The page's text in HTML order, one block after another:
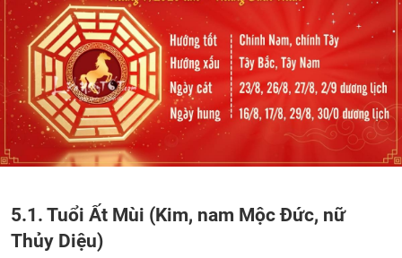
5.1. Tuổi Ất Mùi (Kim, nam Mộc Đức, nữ
Thủy Diệu)